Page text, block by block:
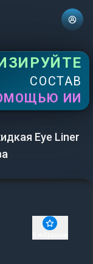
СОСТАВ
ИИ
Eye Liner